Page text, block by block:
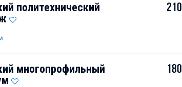
политехнический
210
многопрофильный
180